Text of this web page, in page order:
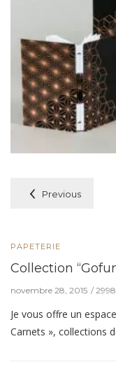
Previous
PAPETERIE
Collection
novembre 28, 2015
Je vous offre un
Carnets », collections